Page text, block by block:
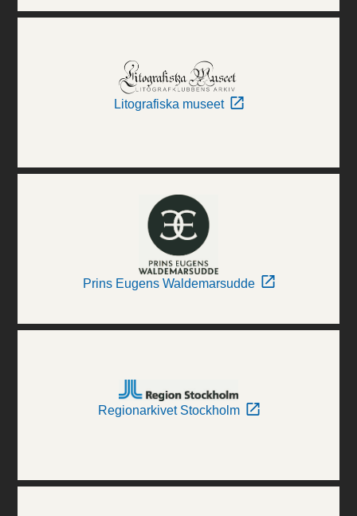
Litografiska museet
Prins Eugens Waldemarsudde
Regionarkivet Stockholm